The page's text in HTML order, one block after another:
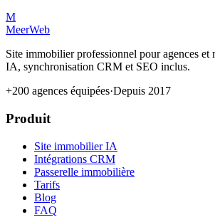
M
MeerWeb
Site immobilier professionnel pour agences et
IA, synchronisation CRM et SEO inclus.
+200 agences équipées·Depuis 2017
Produit
Site immobilier IA
Intégrations CRM
Passerelle immobilière
Tarifs
Blog
FAQ